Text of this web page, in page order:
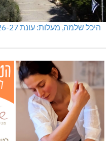
היכל שלמה, מעלות: עונת 26-27